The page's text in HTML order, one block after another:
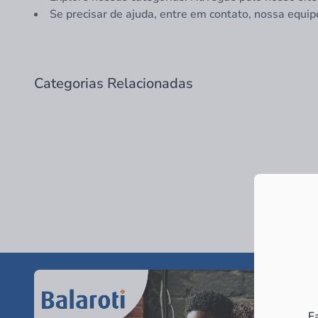
Se precisar de ajuda, entre em contato, nossa
Categorias Relacionadas